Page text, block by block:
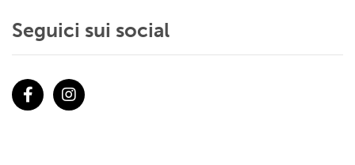
Seguici sui social